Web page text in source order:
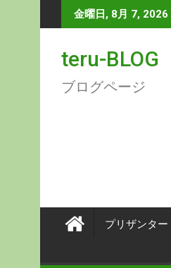
to
金曜日, 8月 7, 2026
teru-BLOG
ブログページ
プリザンター